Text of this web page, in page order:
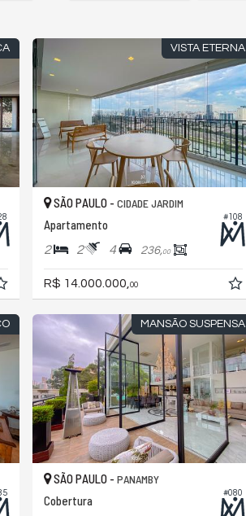
VISTA ETERNA
#108
SÃO PAULO - CIDADE JARDIM
Apartamento
2 2 4 236,00
R$ 14.000.000, 00
MANSÃO SUSPENSA
#080
SÃO PAULO - PANAMBY
Cobertura